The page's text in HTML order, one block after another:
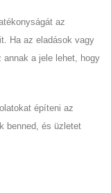
az
Ha az eladások vagy
a jele lehet, hogy
építeni az
benned, és üzletet